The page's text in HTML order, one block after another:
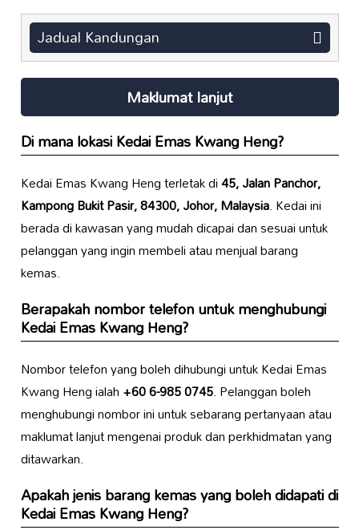
Jadual Kandungan
Maklumat lanjut
Di mana lokasi Kedai Emas Kwang Heng?
Kedai Emas Kwang Heng terletak di45, Jalan Panchor,
Kampong Bukit Pasir, 84300, Johor, Malaysia. Kedai ini
berada di kawasan yang mudah dicapai dan sesuai untuk
pelanggan yang ingin membeli atau menjual barang
kemas.
Berapakah nombor telefon untuk menghubungi
Kedai Emas Kwang Heng?
Nombor telefon yang boleh dihubungi untuk Kedai Emas
Kwang Heng ialah+60 6-985 0745. Pelanggan boleh
menghubungi nombor ini untuk sebarang pertanyaan atau
maklumat lanjut mengenai produk dan perkhidmatan yang
ditawarkan.
Apakah jenis barang kemas yang boleh didapati di
Kedai Emas Kwang Heng?